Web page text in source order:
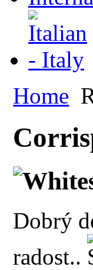
Home
Dobrý
radost..